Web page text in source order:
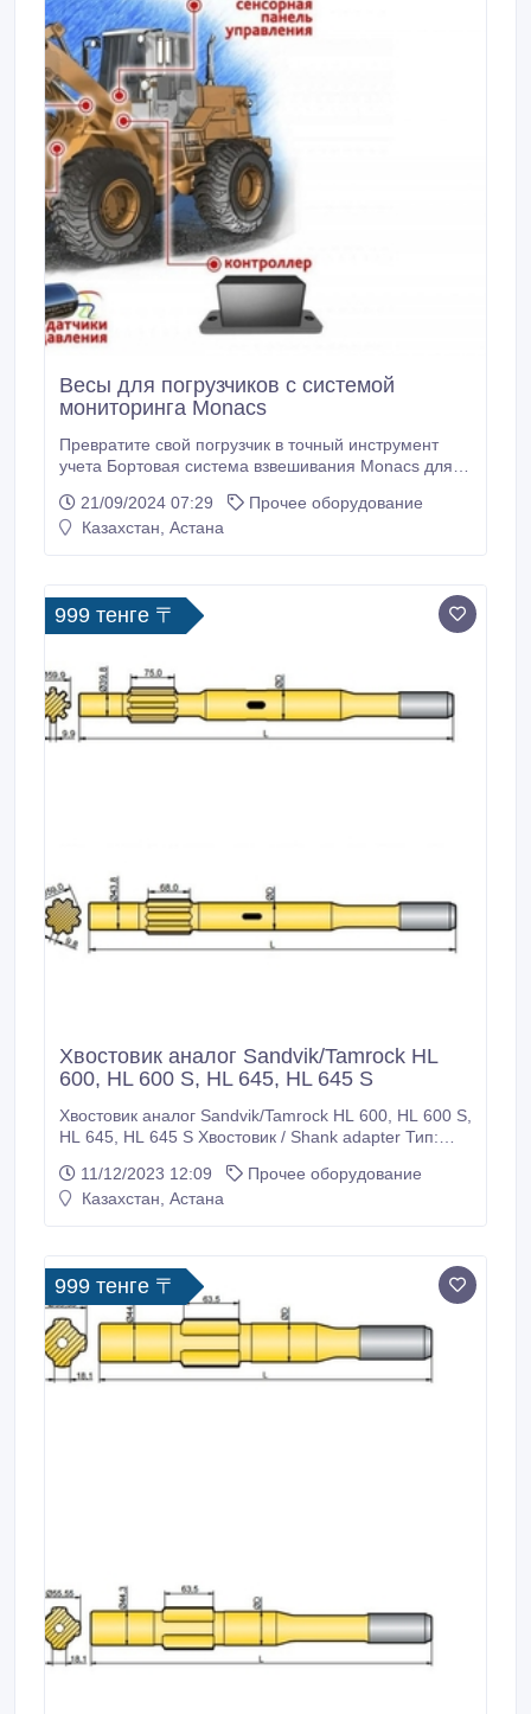
Весы для погрузчиков с системой
мониторинга Monacs
Превратите свой погрузчик в точный инструмент
учета Бортовая система взвешивания Monacs для
ковш, а полноценная платформа для управления и
оптимизации работы. Она позволяет превратить
расходы.
21/09/2024 07:29
Прочее оборудование
Казахстан, Астана
999 тенге 〒
Хвостовик аналог Sandvik/Tamrock HL
600, HL 600 S, HL 645, HL 645 S
Хвостовик аналог Sandvik/Tamrock HL 600, HL 600 S,
HL 645, HL 645 S Хвостовик / Shank adapter Тип:
Кат.номер/Резьба/Длина/Диаметр 90516190 / T38 /
600мм / 45мм 90516209 / T45 / 600мм / 45мм
90502270 / T45 / 600мм / 45мм Назначение:
проходческое, добычное, открытое бурение Наши
специалисты осуществляют квалифицированную
помощь в подборе подходящего бурового
инструмента Условия заказа и сроки доставки
уточняйте у менеджеров Silkway Ankara Dış Ticaret
11/12/2023 12:09
Прочее оборудование
Казахстан, Астана
999 тенге 〒